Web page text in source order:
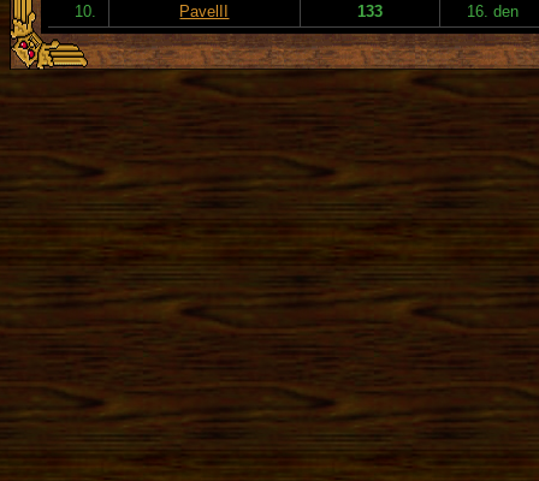
10.
PavelII 133 16. den